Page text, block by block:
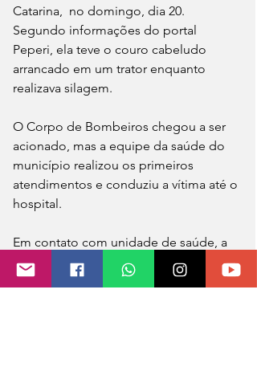
Catarina,  no domingo, dia 20.
Segundo informações do portal
Peperi, ela teve o couro cabeludo
arrancado em um trator enquanto
realizava silagem.
O Corpo de Bombeiros chegou a ser
acionado, mas a equipe da saúde do
município realizou os primeiros
atendimentos e conduziu a vítima até o
hospital.
Em contato com unidade de saúde, a
assessoria informou que o quadro de
saúde da paciente é estável e que ela